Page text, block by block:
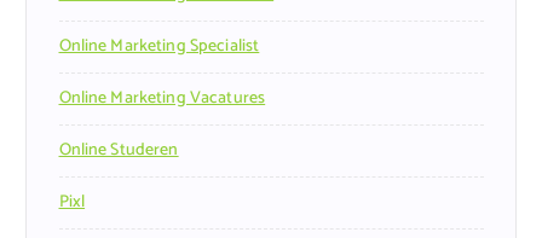
Online Marketing Specialist
Online Marketing Vacatures
Online Studeren
Pixl